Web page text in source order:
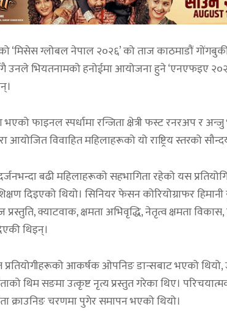
‘मिसेस ग्लोबल नेपाल २०२६’ को ताज काठमाडौं
भियतनामको हनोईमा आयोजना हुने ‘एनएफइए
भएको फाइनल स्पर्धामा रन्जिता क्षेत्री फस्ट रनरअप र
आयोजित विवाहित महिलाहरूको यो राष्ट्रिय स्तरको
बढी महिलाहरूको सहभागिता रहेको यस
दिइएको थियो। सिनियर फेसन कोरियोग्राफर
क्याटवाक, क्षमता अभिवृद्धि, नेतृत्व क्षमता
थिइन्।
प्रतियोगीहरूको आकर्षक ओपनिङ डान्सबाट भएको
थिम सङमा उत्कृष्ट नृत्य प्रस्तुत गरेका थिए।
क्राउनिङ चरणमा पुगेर समापन भएको थियो।